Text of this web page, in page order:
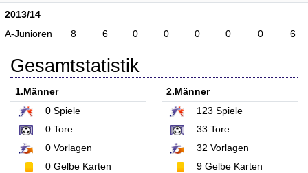
2013/14
A-Junioren
8 6 0 0 0 0 0 6
Gesamtstatistik
1.Männer
0 Spiele
0 Tore
0 Vorlagen
0 Gelbe Karten
2.Männer
123 Spiele
33 Tore
32 Vorlagen
9Gelbe Karten